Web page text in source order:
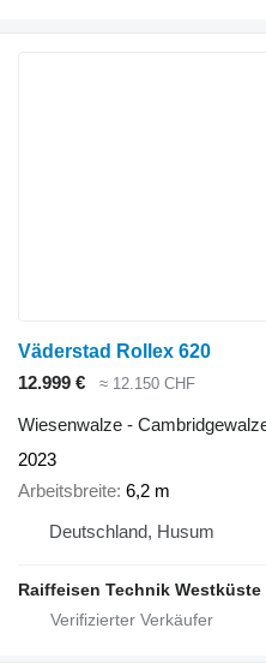
Väderstad Rollex 620
12.999 €
≈ 12.150 CHF
Wiesenwalze -
2023
Arbeitsbreite 6,2 m
Deutschland, Husum
Raiffeisen Technik Westküste